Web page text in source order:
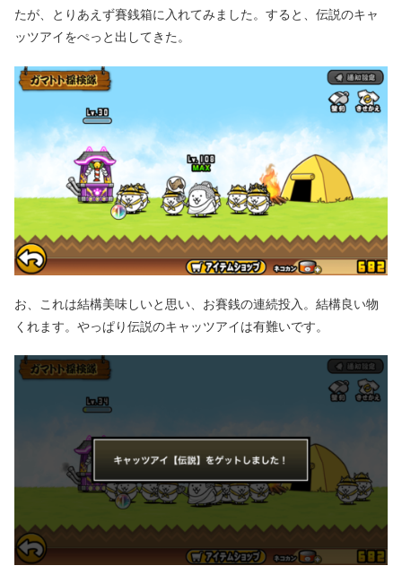
たが、とりあえず賽銭箱に入れてみました。すると、伝説のキャ
ッツアイをぺっと出してきた。
お、これは結構美味しいと思い、お賽銭の連続投入。結構良い物
くれます。やっぱり伝説のキャッツアイは有難いです。